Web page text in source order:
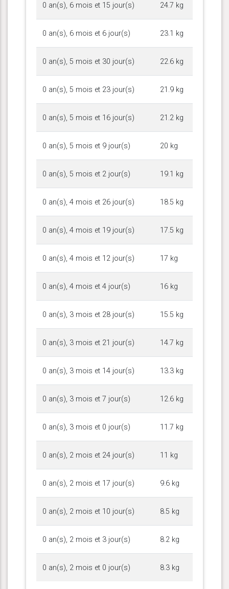
0 an(s), 6 mois et 15 jour(s) 24.7 kg
0 an(s), 6 mois et 6 jour(s) 23.1 kg
0 an(s), 5 mois et 30 jour(s) 22.6 kg
0 an(s), 5 mois et 23 jour(s) 21.9 kg
0 an(s), 5 mois et 16 jour(s) 21.2 kg
0 an(s), 5 mois et 9 jour(s) 20 kg
0 an(s), 5 mois et 2 jour(s) 19.1 kg
0 an(s), 4 mois et 26 jour(s) 18.5 kg
0 an(s), 4 mois et 19 jour(s) 17.5 kg
0 an(s), 4 mois et 12 jour(s) 17 kg
0 an(s), 4 mois et 4 jour(s) 16 kg
0 an(s), 3 mois et 28 jour(s) 15.5 kg
0 an(s), 3 mois et 21 jour(s) 14.7 kg
0 an(s), 3 mois et 14 jour(s) 13.3 kg
0 an(s), 3 mois et 7 jour(s) 12.6 kg
0 an(s), 3 mois et 0 jour(s) 11.7 kg
0 an(s), 2 mois et 24 jour(s) 11 kg
0 an(s), 2 mois et 17 jour(s) 9.6 kg
0 an(s), 2 mois et 10 jour(s) 8.5 kg
0 an(s), 2 mois et 3 jour(s) 8.2 kg
0 an(s), 2 mois et 0 jour(s) 8.3 kg